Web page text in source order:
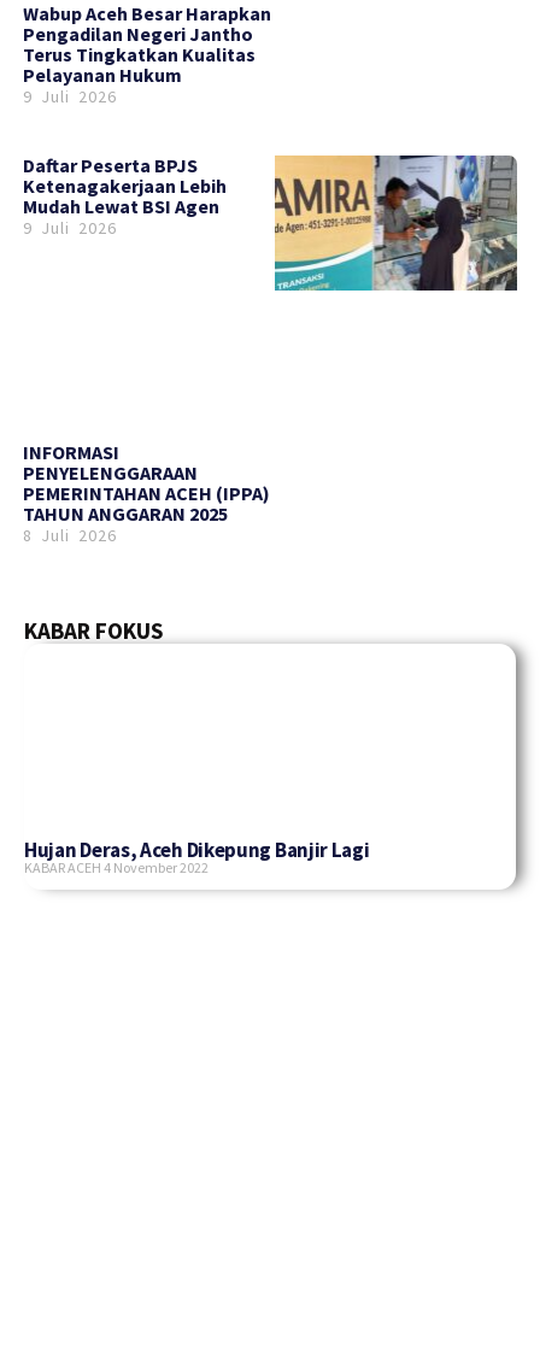
Wabup Aceh Besar Harapkan
Pengadilan Negeri Jantho
Terus Tingkatkan Kualitas
Pelayanan Hukum
9 Juli 2026
Daftar Peserta BPJS
Ketenagakerjaan Lebih
Mudah Lewat BSI Agen
9 Juli 2026
INFORMASI
PENYELENGGARAAN
PEMERINTAHAN ACEH (IPPA)
TAHUN ANGGARAN 2025
8 Juli 2026
KABAR FOKUS
Hujan Deras, Aceh Dikepung Banjir Lagi
KABAR ACEH 4 November 2022